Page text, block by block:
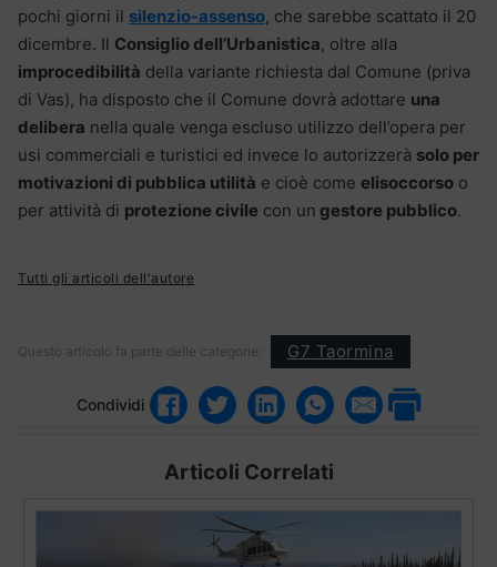
pochi giorni il silenzio-assenso, che sarebbe scattato il 20
dicembre. Il Consiglio dell’Urbanistica, oltre alla
improcedibilità della variante richiesta dal Comune (priva
di Vas), ha disposto che il Comune dovrà adottare una
delibera nella quale venga escluso utilizzo dell’opera per
usi commerciali e turistici ed invece lo autorizzerà solo per
motivazioni di pubblica utilità e cioè come elisoccorso o
per attività di protezione civile con un gestore pubblico.
Tutti gli articoli dell'autore
Questo articolo fa parte delle categorie: G7 Taormina
Condividi
Articoli Correlati